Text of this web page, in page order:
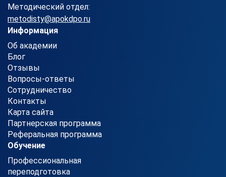
Методический отдел:
metodisty@apokdpo.ru
Информация
Об академии
Блог
Отзывы
Вопросы-ответы
Сотрудничество
Контакты
Карта сайта
Партнерская программа
Реферальная программа
Обучение
Профессиональная
переподготовка